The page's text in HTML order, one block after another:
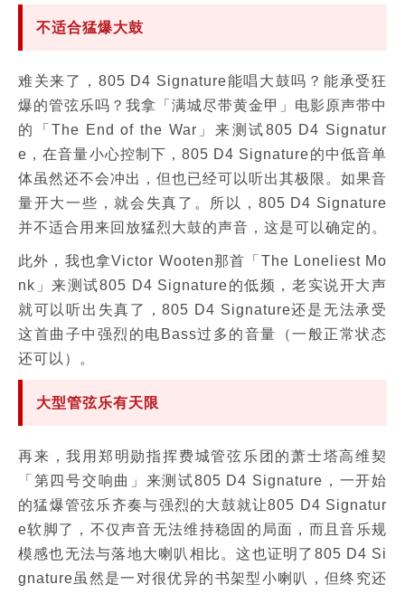
不适合猛爆大鼓
难关来了，805 D4 Signature能唱大鼓吗？能承受狂
爆的管弦乐吗？我拿「满城尽带黄金甲」电影原声带中
的「The End of the War」来测试805 D4 Signatur
e，在音量小心控制下，805 D4 Signature的中低音单
体虽然还不会冲出，但也已经可以听出其极限。如果音
量开大一些，就会失真了。所以，805 D4 Signature
并不适合用来回放猛烈大鼓的声音，这是可以确定的。
此外，我也拿Victor Wooten那首「The Loneliest Mo
nk」来测试805 D4 Signature的低频，老实说开大声
就可以听出失真了，805 D4 Signature还是无法承受
这首曲子中强烈的电Bass过多的音量（一般正常状态
还可以）。
大型管弦乐有天限
再来，我用郑明勋指挥费城管弦乐团的萧士塔高维契
「第四号交响曲」来测试805 D4 Signature，一开始
的猛爆管弦乐齐奏与强烈的大鼓就让805 D4 Signatur
e软脚了，不仅声音无法维持稳固的局面，而且音乐规
模感也无法与落地大喇叭相比。这也证明了805 D4 Si
gnature虽然是一对很优异的书架型小喇叭，但终究还